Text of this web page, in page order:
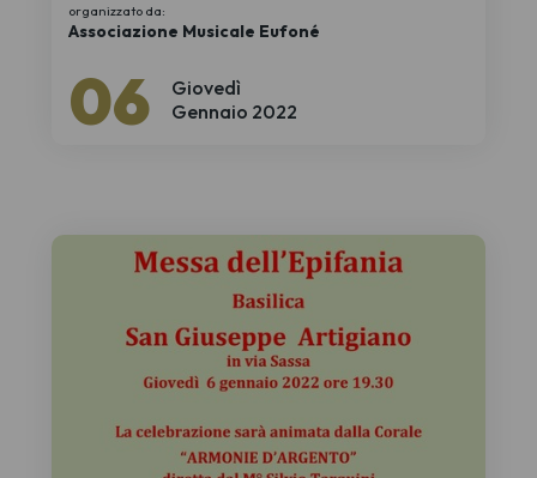
Giovedì
06 Gennaio 2022
organizzato da:
Associazione Musicale Eufoné